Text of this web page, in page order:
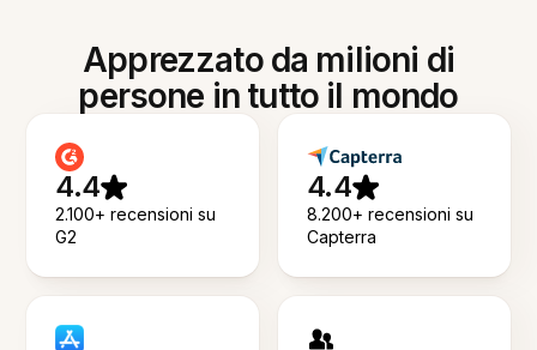
Apprezzato da milioni di
persone in tutto il mondo
4.4
2.100+ recensioni su
G2
4.4
8.200+ recensioni su
Capterra